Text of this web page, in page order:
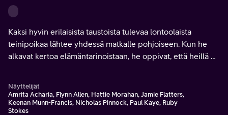
Kaksi hyvin erilaisista taustoista tulevaa lontoolaista
teinipoikaa lähtee yhdessä matkalle pohjoiseen. Kun he
alkavat kertoa elämäntarinoistaan, he oppivat, että heillä on
Näyttelijät
Amrita Acharia, Flynn Allen, Hattie Morahan, Jamie Flatters,
Keenan Munn-Francis, Nicholas Pinnock, Paul Kaye, Ruby
Stokes